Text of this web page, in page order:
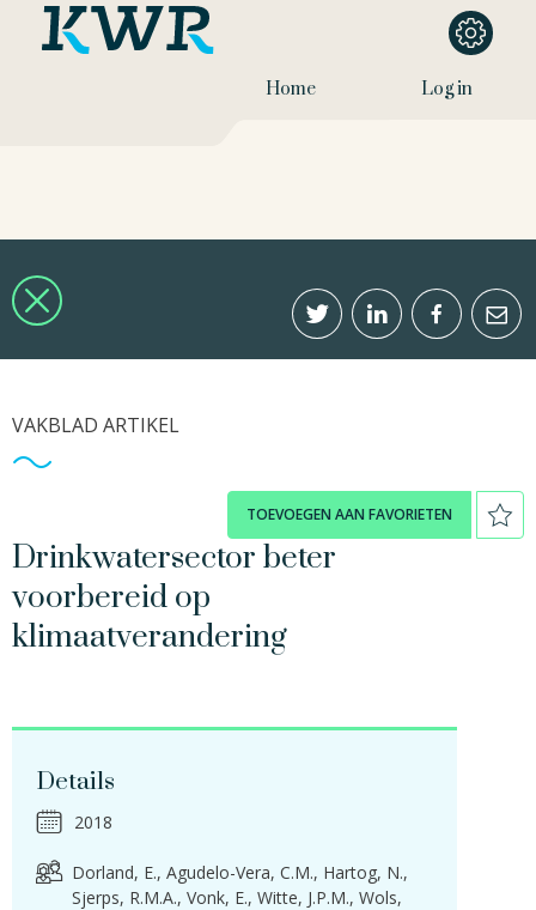
Home Log in
VAKBLAD ARTIKEL
TOEVOEGEN AAN FAVORIETEN
Drinkwatersector beter
voorbereid op
klimaatverandering
Details
2018
Dorland, E. Agudelo-Vera, C.M. Hartog, N.
Sjerps, R.M.A. Vonk, E. Witte, J.P.M. Wols,